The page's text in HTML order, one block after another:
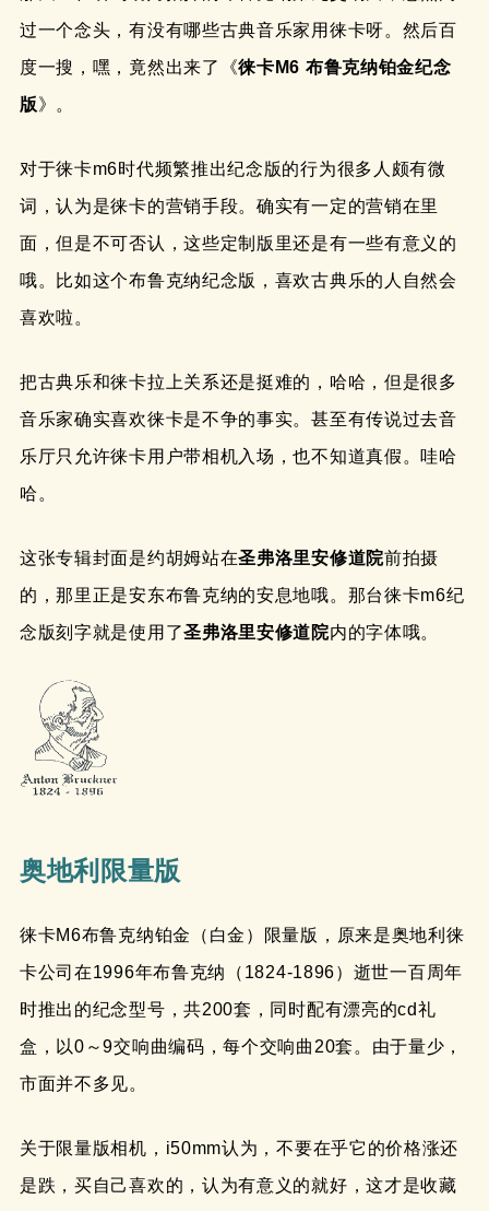
过一个念头，有没有哪些古典音乐家用徕卡呀。然后百
度一搜，嘿，竟然出来了《徕卡M6 布鲁克纳铂金纪念
版》。
对于徕卡m6时代频繁推出纪念版的行为很多人颇有微
词，认为是徕卡的营销手段。确实有一定的营销在里
面，但是不可否认，这些定制版里还是有一些有意义的
哦。比如这个布鲁克纳纪念版，喜欢古典乐的人自然会
喜欢啦。
把古典乐和徕卡拉上关系还是挺难的，哈哈，但是很多
音乐家确实喜欢徕卡是不争的事实。甚至有传说过去音
乐厅只允许徕卡用户带相机入场，也不知道真假。哇哈
哈。
这张专辑封面是约胡姆站在圣弗洛里安修道院前拍摄
的，那里正是安东布鲁克纳的安息地哦。那台徕卡m6纪
念版刻字就是使用了圣弗洛里安修道院内的字体哦。
奥地利限量版
徕卡M6布鲁克纳铂金（白金）限量版，原来是奥地利徕
卡公司在1996年布鲁克纳（1824-1896）逝世一百周年
时推出的纪念型号，共200套，同时配有漂亮的cd礼
盒，以0～9交响曲编码，每个交响曲20套。由于量少，
市面并不多见。
关于限量版相机，i50mm认为，不要在乎它的价格涨还
是跌，买自己喜欢的，认为有意义的就好，这才是收藏